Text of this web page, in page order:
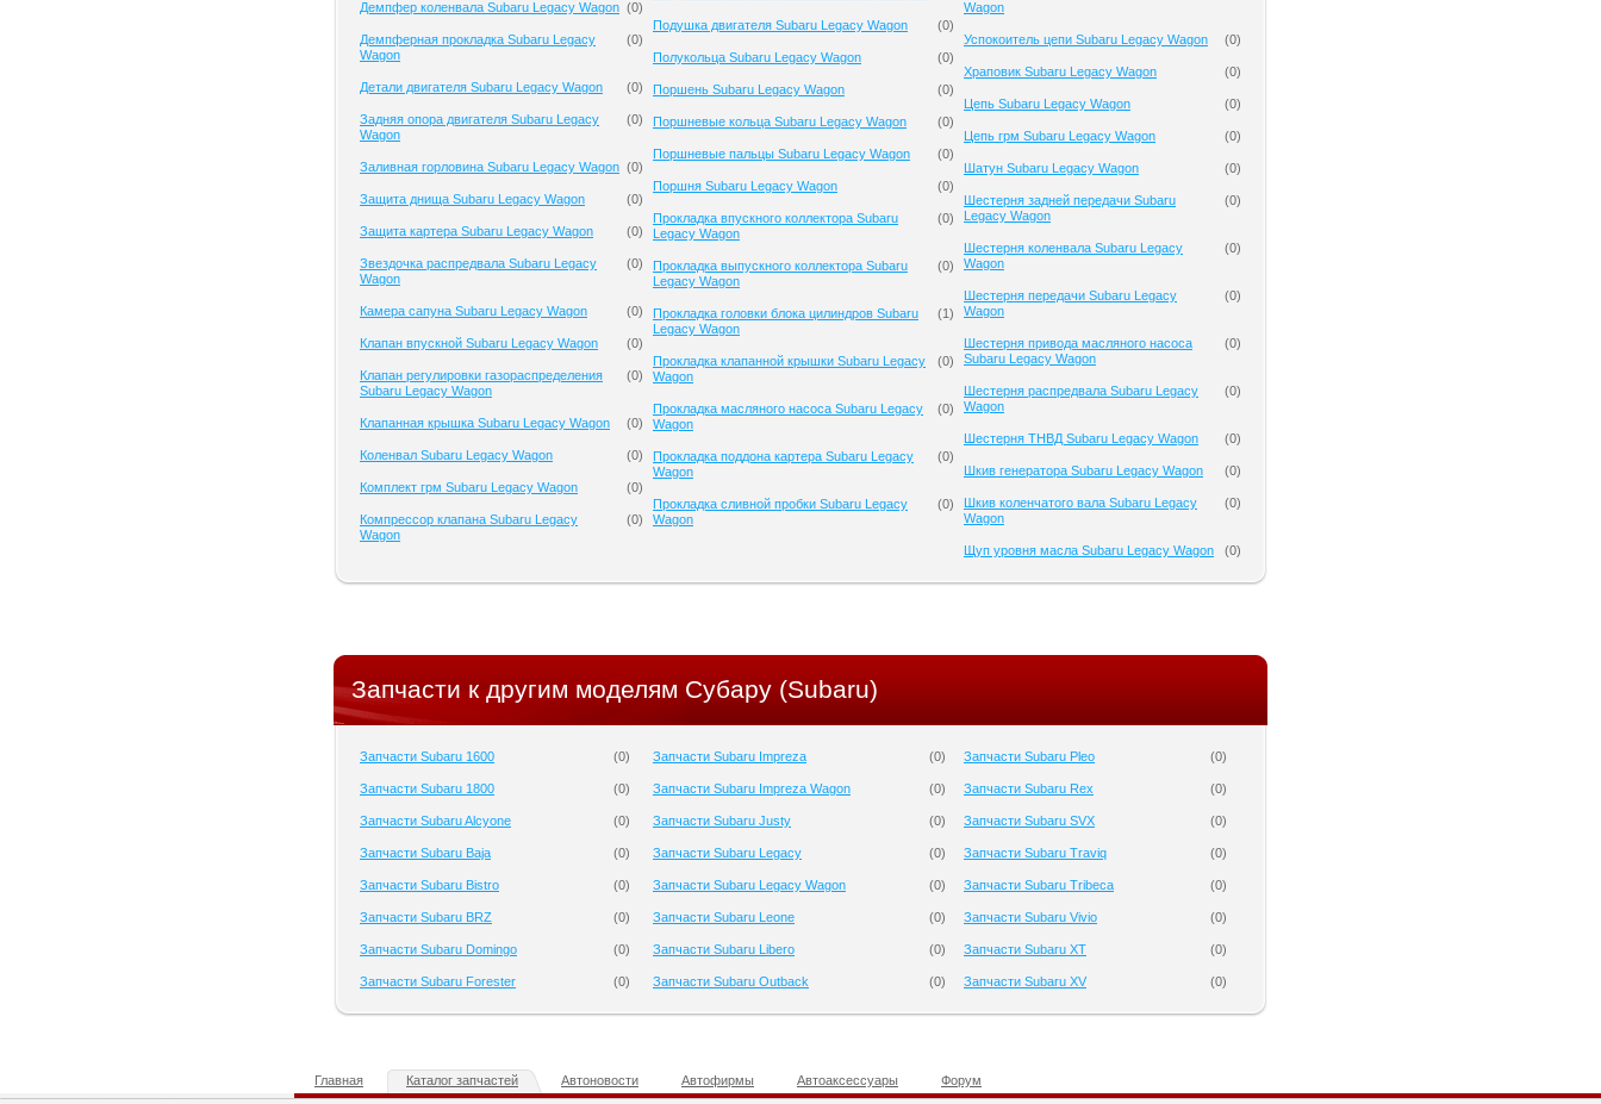
Демпфер коленвала Subaru Legacy Wagon (0)
Демпферная прокладка Subaru Legacy
Wagon
(0)
Детали двигателя Subaru Legacy Wagon (0)
Задняя опора двигателя Subaru Legacy
Wagon
(0)
Заливная горловина Subaru Legacy Wagon (0)
Защита днища Subaru Legacy Wagon (0)
Защита картера Subaru Legacy Wagon (0)
Звездочка распредвала Subaru Legacy
Wagon
(0)
Камера сапуна Subaru Legacy Wagon (0)
Клапан впускной Subaru Legacy Wagon (0)
Клапан регулировки газораспределения
Subaru Legacy Wagon
(0)
Клапанная крышка Subaru Legacy Wagon (0)
Коленвал Subaru Legacy Wagon (0)
Комплект грм Subaru Legacy Wagon (0)
Компрессор клапана Subaru Legacy
Wagon
(0)
Подушка двигателя Subaru Legacy Wagon (0)
Полукольца Subaru Legacy Wagon (0)
Поршень Subaru Legacy Wagon (0)
Поршневые кольца Subaru Legacy Wagon (0)
Поршневые пальцы Subaru Legacy Wagon (0)
Поршня Subaru Legacy Wagon (0)
Прокладка впускного коллектора Subaru
Legacy Wagon
(0)
Прокладка выпускного коллектора Subaru
Legacy Wagon
(0)
Прокладка головки блока цилиндров Subaru
Legacy Wagon
(1)
Прокладка клапанной крышки Subaru Legacy
Wagon
(0)
Прокладка масляного насоса Subaru Legacy
Wagon
(0)
Прокладка поддона картера Subaru Legacy
Wagon
(0)
Прокладка сливной пробки Subaru Legacy
Wagon
(0)
Wagon
Успокоитель цепи Subaru Legacy Wagon (0)
Храповик Subaru Legacy Wagon (0)
Цепь Subaru Legacy Wagon (0)
Цепь грм Subaru Legacy Wagon (0)
Шатун Subaru Legacy Wagon (0)
Шестерня задней передачи Subaru
Legacy Wagon
(0)
Шестерня коленвала Subaru Legacy
Wagon
(0)
Шестерня передачи Subaru Legacy
Wagon
(0)
Шестерня привода масляного насоса
Subaru Legacy Wagon
(0)
Шестерня распредвала Subaru Legacy
Wagon
(0)
Шестерня ТНВД Subaru Legacy Wagon (0)
Шкив генератора Subaru Legacy Wagon (0)
Шкив коленчатого вала Subaru Legacy
Wagon
(0)
Щуп уровня масла Subaru Legacy Wagon (0)
Запчасти к другим моделям Субару (Subaru)
Запчасти Subaru 1600 (0)
Запчасти Subaru 1800 (0)
Запчасти Subaru Alcyone (0)
Запчасти Subaru Baja (0)
Запчасти Subaru Bistro (0)
Запчасти Subaru BRZ (0)
Запчасти Subaru Domingo (0)
Запчасти Subaru Forester (0)
Запчасти Subaru Impreza (0)
Запчасти Subaru Impreza Wagon (0)
Запчасти Subaru Justy (0)
Запчасти Subaru Legacy (0)
Запчасти Subaru Legacy Wagon (0)
Запчасти Subaru Leone (0)
Запчасти Subaru Libero (0)
Запчасти Subaru Outback (0)
Запчасти Subaru Pleo (0)
Запчасти Subaru Rex (0)
Запчасти Subaru SVX (0)
Запчасти Subaru Traviq (0)
Запчасти Subaru Tribeca (0)
Запчасти Subaru Vivio (0)
Запчасти Subaru XT (0)
Запчасти Subaru XV (0)
Главная Каталог запчастей Автоновости Автофирмы Автоаксессуары Форум